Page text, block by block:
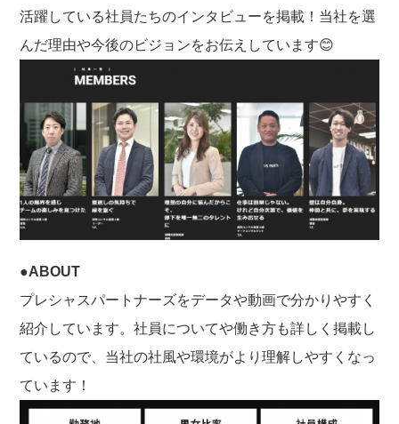
活躍している社員たちのインタビューを掲載！当社を選
んだ理由や今後のビジョンをお伝えしています😊
●ABOUT
プレシャスパートナーズをデータや動画で分かりやすく
紹介しています。社員についてや働き方も詳しく掲載し
ているので、当社の社風や環境がより理解しやすくなっ
ています！